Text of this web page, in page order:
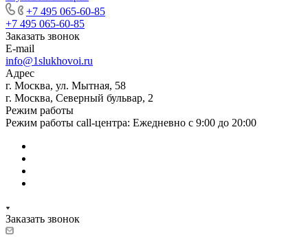
+7 495 065-60-85
+7 495 065-60-85
Заказать звонок
E-mail
info@1slukhovoi.ru
Адрес
г. Москва, ул. Мытная, 58
г. Москва, Северный бульвар, 2
Режим работы
Режим работы call-центра: Ежедневно с 9:00 до 20:00
Заказать звонок